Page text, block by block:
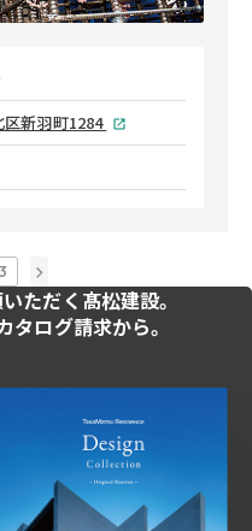
新羽町1284
3
ただく髙松建設。
タログ請求から。